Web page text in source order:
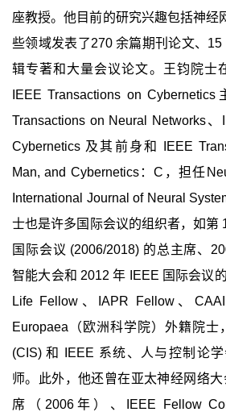
座教授。他目前的研究兴趣包括神经
些领域发表了270 余篇期刊论文、
辑专著和大量会议论文。王钧院士
IEEE Transactions on
Transactions on Neural Networks、
Cybernetics 及其前身和 IEEE
Man, and Cybernetics：C，担任
International Journal of Neural
士也是许多国际会议的组织者，如第
国际会议 (2006/2018) 的总主席、
智能大会和 2012 年 IEEE 国际会议
Life Fellow、IAPR Fellow、
Europaea（欧洲科学院）外籍院士
(CIS) 和 IEEE 系统、人与控制论
师。此外，他还曾在亚太神经网络
席（2006年）、IEEE Fellow